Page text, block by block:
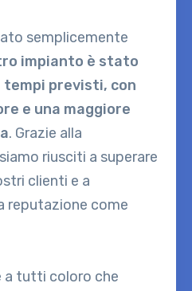
semplicemente
impianto è stato
previsti, con
e una maggiore
. Grazie alla
riusciti a superare
clienti e a
reputazione come
a tutti coloro che